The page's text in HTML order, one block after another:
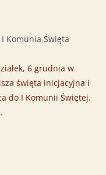
I Komunia Święta
6 grudnia w
święta inicjacyjna i
do I Komunii Świętej.